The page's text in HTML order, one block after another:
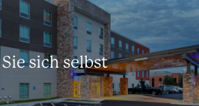
sich selbst